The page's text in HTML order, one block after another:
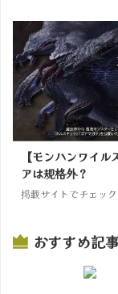
【モンハンワイル
アは規格外？
掲載サイトでチェック
おすすめ記